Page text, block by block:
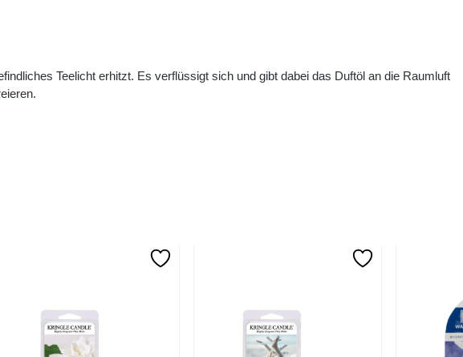
Teelicht erhitzt. Es verflüssigt sich und gibt dabei das Duftöl an die Raumluft